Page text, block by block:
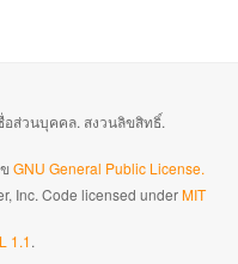
ส่วนบุคคล. สงวนลิขสิทธิ์.
GNU General Public License.
Inc. Code licensed underMIT
1.1.